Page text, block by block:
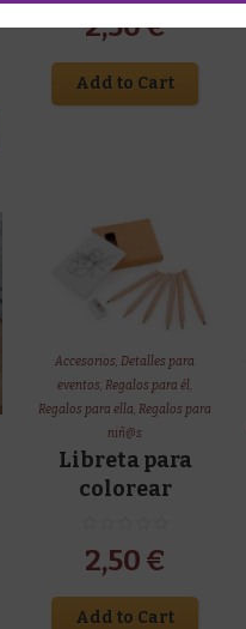
2,50€
Add to Cart
Accesorios,Detalles para
eventos,Regalos para él,
Regalos para ella,Regalos para
niñ@s
Libreta para
colorear
2,50 €
Add to Cart